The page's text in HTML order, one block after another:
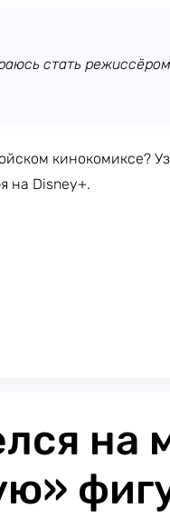
стать
кинокомиксе?
на Disney+.
на